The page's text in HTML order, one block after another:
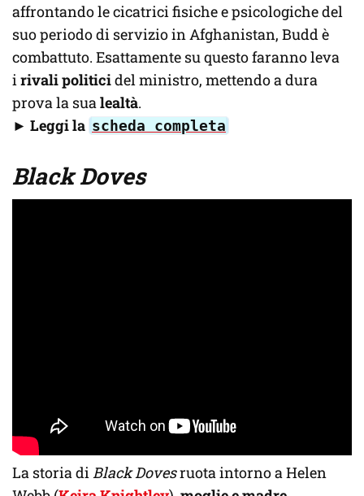
affrontando le cicatrici fisiche e psicologiche del
suo periodo di servizio in Afghanistan, Budd è
combattuto. Esattamente su questo faranno leva
irivali politicidel ministro, mettendo a dura
prova la sualealtà.
► Leggi la scheda completa
Black Doves
La storia diBlack Dovesruota intorno a Helen